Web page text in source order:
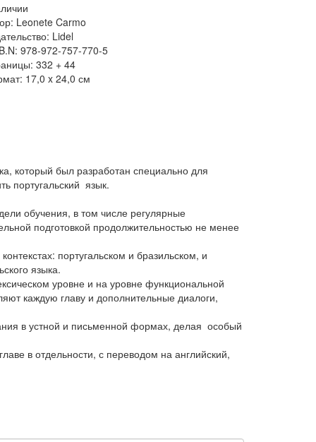
Leonete Carmo
Lidel
978-972-757-770-5
332 + 44
17,0 x 24,0 см
который был разработан специально для
португальский язык.
обучения, в том числе регулярные
подготовкой продолжительностью не менее
португальском и бразильском, и
языка.
уровне и на уровне функциональной
каждую главу и дополнительные диалоги,
в устной и письменной формах, делая особый
в отдельности, с переводом на английский,